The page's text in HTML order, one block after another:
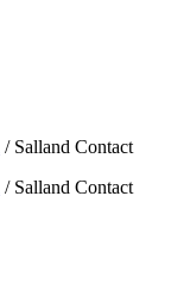
/ Salland Contact
/ Salland Contact